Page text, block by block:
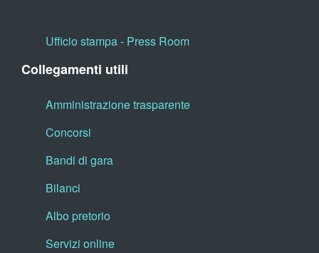
Ufficio stampa - Press Room
Collegamenti utili
Amministrazione trasparente
Concorsi
Bandi di gara
Bilanci
Albo pretorio
Servizi online